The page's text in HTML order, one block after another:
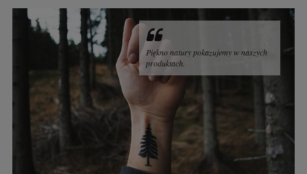
Piękno natury pokazujemy w naszych
produktach.